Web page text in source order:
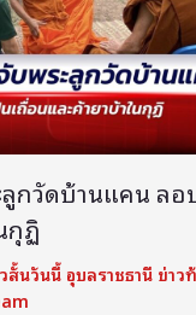
ลูกวัดบ้านแคน ล
กุฏิ
สั้นวันนี้ อุบลราชธานี ข่าว